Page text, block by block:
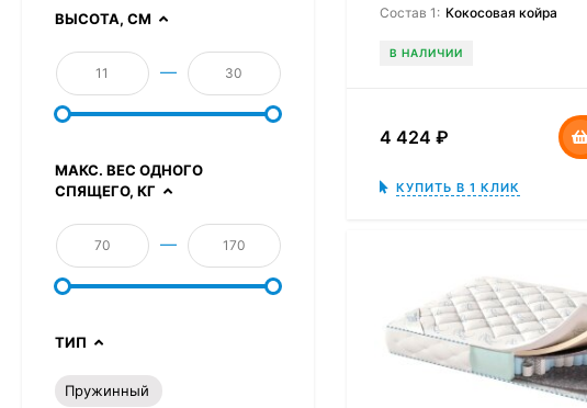
Состав 1: Кокосовая койра
В НАЛИЧИИ
4 424 ₽
КУПИТЬ В 1 КЛИК
ВЫСОТА, СМ
—
МАКС. ВЕС ОДНОГО
СПЯЩЕГО, КГ
—
ТИП
Пружинный